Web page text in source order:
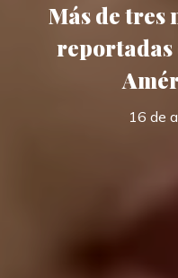
Más de tres
reportadas
16 de